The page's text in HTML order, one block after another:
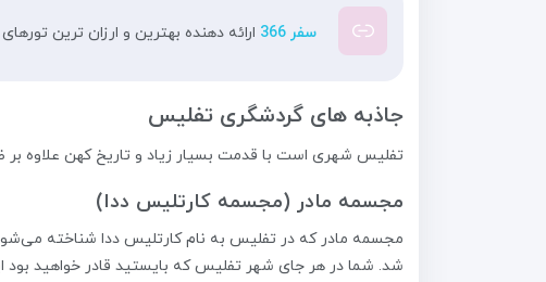
سفر 366 ارائه دهنده بهترین و ارزان ترین
جاذبه های گردشگری تفلیس
تفلیس شهری است با قدمت بسیار زیاد و تاریخ کهن علاوه‌ بر
مجسمه مادر (مجسمه کارتلیس ددا)
شد. شما در هر جای شهر تفلیس که بایستید قادر خواهید